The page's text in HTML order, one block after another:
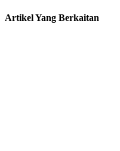
Artikel Yang Berkaitan